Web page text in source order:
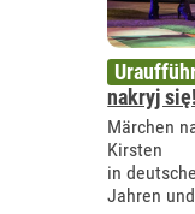
nakryj się!
Märchen
Kirsten
in
Jahren